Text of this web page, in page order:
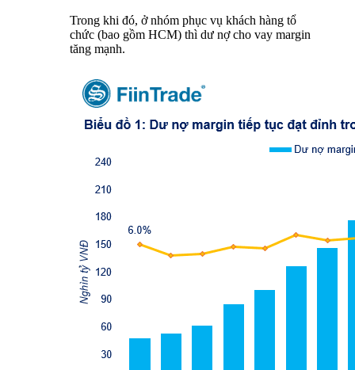
Trong khi đó, ở nhóm phục vụ khách hàng tổ
chức (bao gồm HCM) thì dư nợ cho vay margin
tăng mạnh.